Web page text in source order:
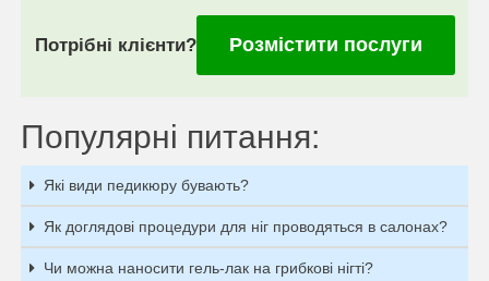
Потрібні клієнти? Розмістити послуги
Популярні питання:
Які види педикюру бувають?
Як доглядові процедури для ніг проводяться в салонах?
Чи можна наносити гель-лак на грибкові нігті?